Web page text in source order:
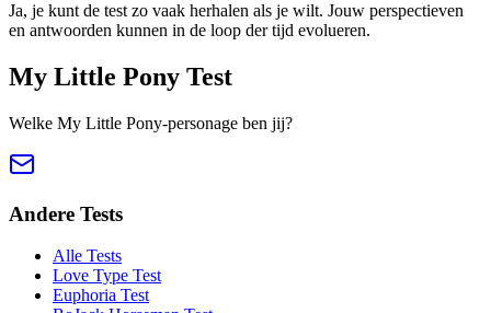
Ja, je kunt de test zo vaak herhalen als je wilt. Jouw perspectieven
en antwoorden kunnen in de loop der tijd evolueren.
My Little Pony Test
Welke My Little Pony-personage ben jij?
Andere Tests
Alle Tests
Love Type Test
Euphoria Test